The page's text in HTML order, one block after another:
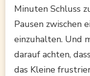
Minuten Schluss
Pausen zwischen
einzuhalten. Und
darauf achten,
das Kleine